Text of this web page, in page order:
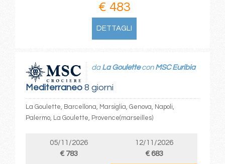
€ 483
DETTAGLI
Mediterraneo8 giorni
da La Goulettecon MSC Euribia
La Goulette, Barcellona, Marsiglia, Genova, Napoli,
Palermo, La Goulette, Provence(marseilles)
05/11/2026
€ 783
12/11/2026
€ 683